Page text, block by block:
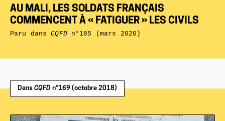
AU MALI, LES SOLDATS FRANÇAIS
COMMENCENT À « FATIGUER » LES CIVILS
Paru dansCQFDn°185 (mars 2020)
Dans CQFD n°169 (octobre 2018)